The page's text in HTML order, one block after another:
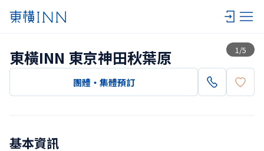
1 /5
查看一覽
東橫INN 東京神田秋葉原
團體・集體預訂
基本資訊